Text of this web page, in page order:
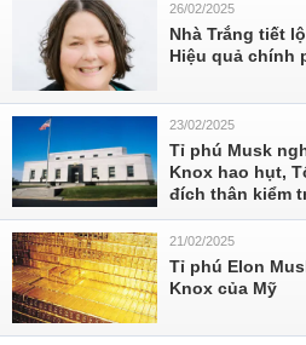
26/02/2025
Nhà Trắng tiết
Hiệu quả chính
23/02/2025
Tỉ phú Musk
Knox hao hụt,
đích thân kiểm
21/02/2025
Tỉ phú Elon
Knox của Mỹ